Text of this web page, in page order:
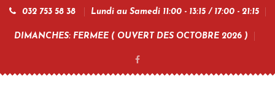
032 753 58 38 Lundi au Samedi 11:00 - 13:15 / 17:00 - 21:15
DIMANCHES: FERMEE ( OUVERT DES OCTOBRE 2026 )